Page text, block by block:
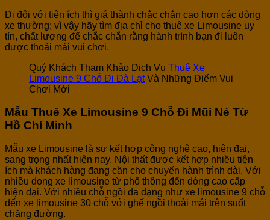
Đi đôi với tiện ích thì giá thành chắc chắn cao hơn các dòng
xe thường; vì vậy hãy tìm địa chỉ cho thuê xe Limousine uy
tín, chất lượng để chắc chắn rằng hành trình bạn đi luôn
được thoải mái vui chơi.
Quý Khách Tham Khảo Dịch Vụ Thuê Xe
Limousine 9 Chỗ Đi Đà LạtVà Những Điểm Vui
Chơi Mới
Mẫu Thuê Xe Limousine 9 Chỗ Đi Mũi Né Từ
Hồ Chí Minh
Mẫu xe Limousine là sự kết hợp công nghệ cao, hiện đại,
sang trọng nhất hiện nay. Nội thất được kết hợp nhiều tiện
ích mà khách hàng đang cần cho chuyến hành trình dài. Với
nhiều dong xe limousine từ phổ thông đến dòng cao cấp
hiện đại. Với nhiều chỗ ngồi đa dạng như xe limousine 9 chỗ
đến xe limousine 30 chỗ với ghế ngồi thoải mái trên suốt
chặng đường.